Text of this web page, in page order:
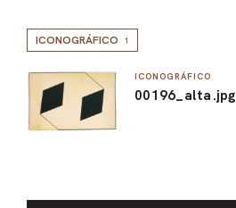
ICONOGRÁFICO 1
ICONOGRÁFICO
00196_alta.jpg